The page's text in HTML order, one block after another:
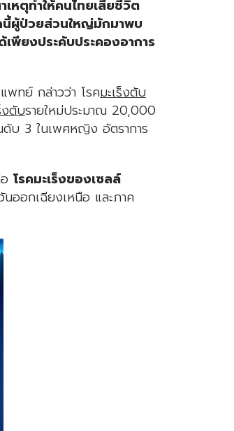
เหตุทำให้คนไทยเสียชีวิต
ผู้ป่วยส่วนใหญ่มักมาพบ
เพียงประคับประคองอาการ
พทย์ กล่าวว่า โรคมะเร็งตับ
งตับรายใหม่ประมาณ 20,000
ดับ 3 ในเพศหญิง อัตราการ
โรคมะเร็งของเซลล์
ออกเฉียงเหนือ และภาค